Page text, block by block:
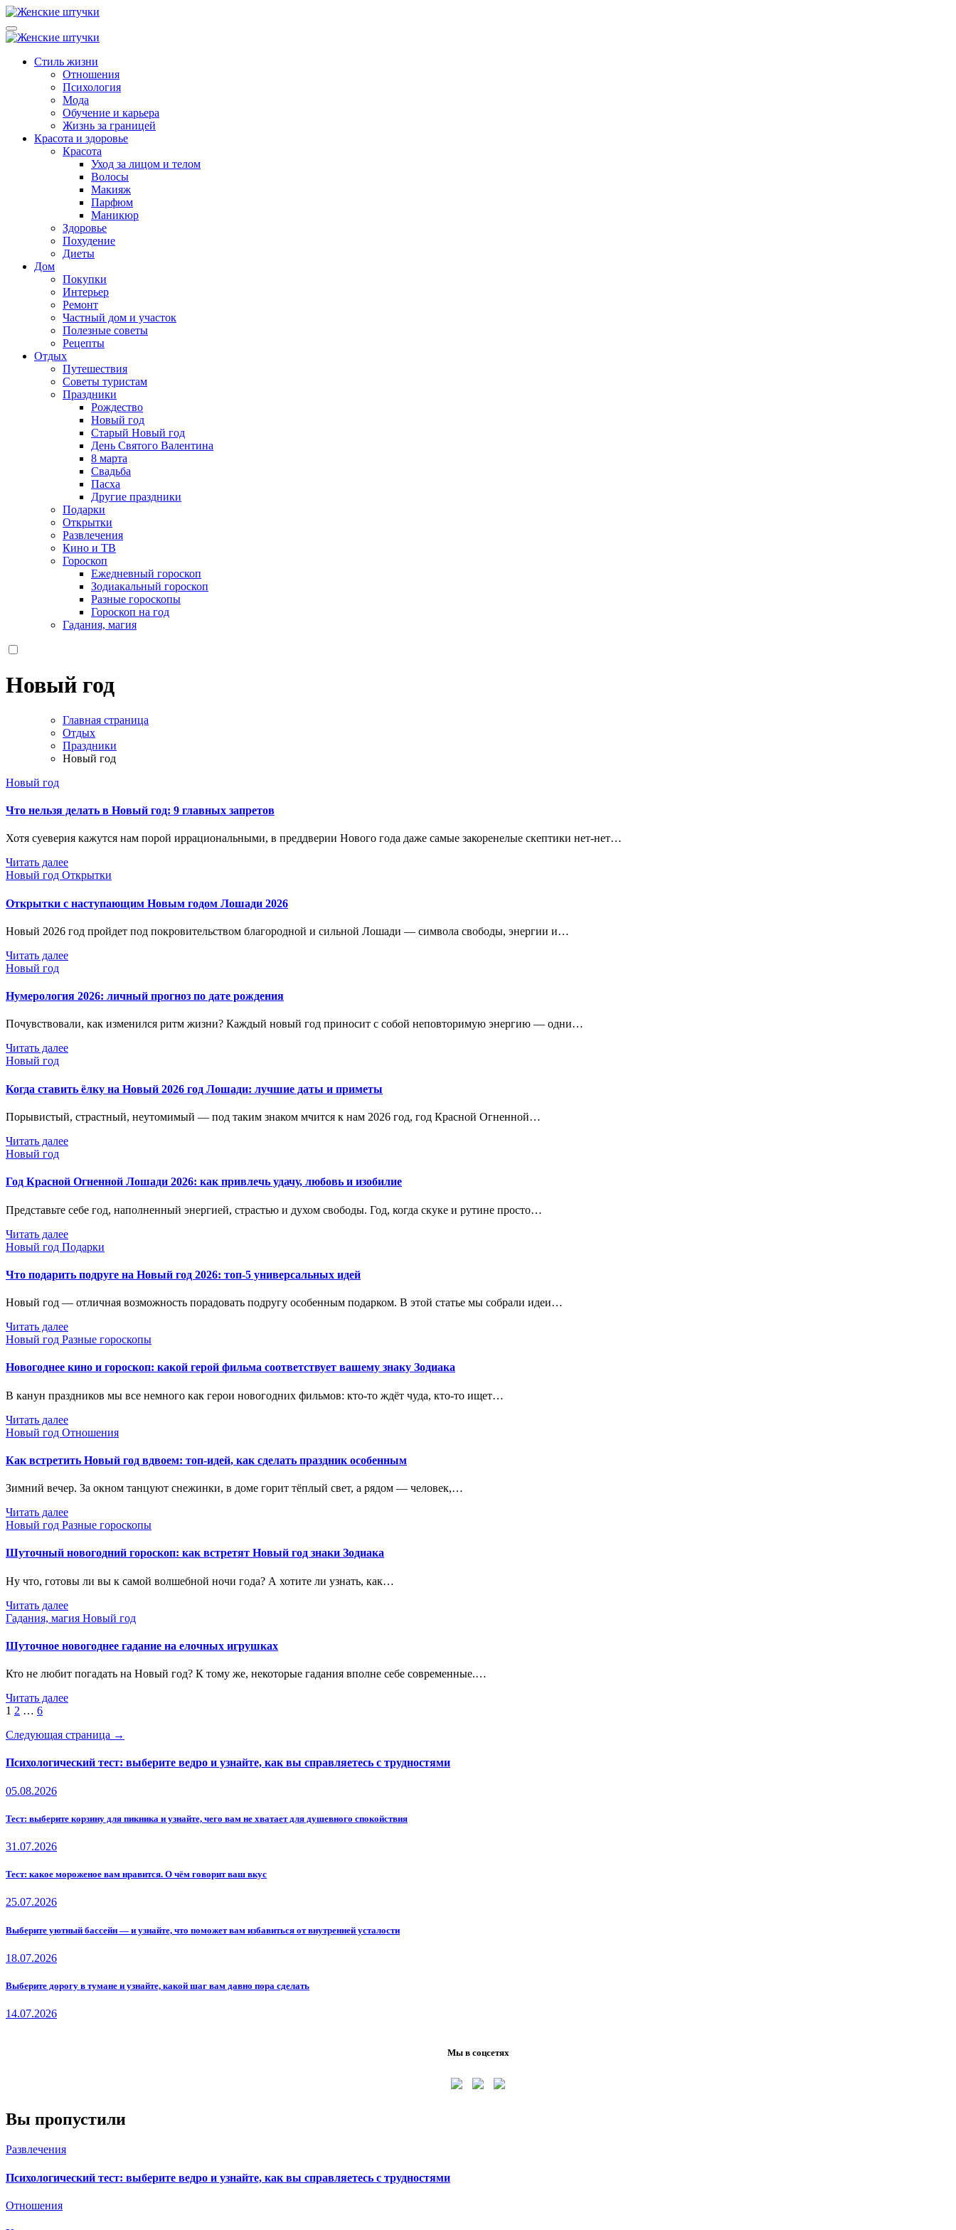
Перейти
к
содержанию
Lady from Russia
Женский журнал: Как быть счастливой и красивой - Ледифромраша
Женский журнал: Как быть счастливой и красивой - Ледифромраша
Стиль жизни
Отношения
Психология
Мода
Обучение и карьера
Жизнь за границей
Красота и здоровье
Красота
Уход за лицом и телом
Волосы
Макияж
Парфюм
Маникюр
Здоровье
Похудение
Диеты
Дом
Покупки
Интерьер
Ремонт
Частный дом и участок
Полезные советы
Рецепты
Отдых
Путешествия
Советы туристам
Праздники
Рождество
Новый год
Старый Новый год
День Святого Валентина
8 марта
Свадьба
Пасха
Другие праздники
Подарки
Открытки
Развлечения
Кино и ТВ
Гороскоп
Ежедневный гороскоп
Зодиакальный гороскоп
Разные гороскопы
Гороскоп на год
Гадания, магия
Новый год
Главная страница
Отдых
Праздники
Новый год
Новый год
Что нельзя делать в Новый год: 9 главных запретов
Хотя суеверия кажутся нам порой иррациональными, в преддверии Нового года даже самые закоренелые скептики нет-нет…
Читать далее
Новый год Открытки
Открытки с наступающим Новым годом Лошади 2026
Новый 2026 год пройдет под покровительством благородной и сильной Лошади — символа свободы, энергии и…
Читать далее
Новый год
Нумерология 2026: личный прогноз по дате рождения
Почувствовали, как изменился ритм жизни? Каждый новый год приносит с собой неповторимую энергию — одни…
Читать далее
Новый год
Когда ставить ёлку на Новый 2026 год Лошади: лучшие даты и приметы
Порывистый, страстный, неутомимый — под таким знаком мчится к нам 2026 год, год Красной Огненной…
Читать далее
Новый год
Год Красной Огненной Лошади 2026: как привлечь удачу, любовь и изобилие
Представьте себе год, наполненный энергией, страстью и духом свободы. Год, когда скуке и рутине просто…
Читать далее
Новый год Подарки
Что подарить подруге на Новый год 2026: топ-5 универсальных идей
Новый год — отличная возможность порадовать подругу особенным подарком. В этой статье мы собрали идеи…
Читать далее
Новый год Разные гороскопы
Новогоднее кино и гороскоп: какой герой фильма соответствует вашему знаку Зодиака
В канун праздников мы все немного как герои новогодних фильмов: кто-то ждёт чуда, кто-то ищет…
Читать далее
Новый год Отношения
Как встретить Новый год вдвоем: топ-идей, как сделать праздник особенным
Зимний вечер. За окном танцуют снежинки, в доме горит тёплый свет, а рядом — человек,…
Читать далее
Новый год Разные гороскопы
Шуточный новогодний гороскоп: как встретят Новый год знаки Зодиака
Ну что, готовы ли вы к самой волшебной ночи года? А хотите ли узнать, как…
Читать далее
Гадания, магия Новый год
Шуточное новогоднее гадание на елочных игрушках
Кто не любит погадать на Новый год? К тому же, некоторые гадания вполне себе современные.…
Читать далее
Пагинация
записей
1 2 … 6
Следующая страница →
Психологический тест: выберите ведро и узнайте, как вы справляетесь с трудностями
05.08.2026
Тест: выберите корзину для пикника и узнайте, чего вам не хватает для душевного спокойствия
31.07.2026
Тест: какое мороженое вам нравится. О чём говорит ваш вкус
25.07.2026
Выберите уютный бассейн — и узнайте, что поможет вам избавиться от внутренней усталости
18.07.2026
Выберите дорогу в тумане и узнайте, какой шаг вам давно пора сделать
14.07.2026
Мы в соцсетях
Вы пропустили
Развлечения
Психологический тест: выберите ведро и узнайте, как вы справляетесь с трудностями
Отношения